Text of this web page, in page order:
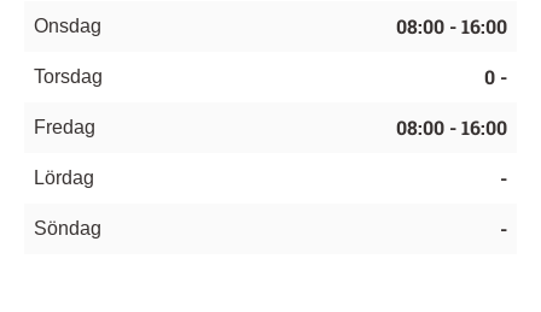
Onsdag 08:00 - 16:00
Torsdag 0 -
Fredag 08:00 - 16:00
Lördag -
Söndag -